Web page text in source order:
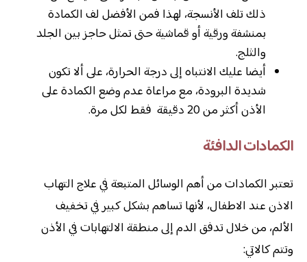
ذلك تلف الأنسجة، لهذا فمن الأفضل لف الكمادة
بمنشفة ورقية أو قماشية حتى تمثل حاجز بين الجلد
والثلج.
أيضا عليك الانتباه إلى درجة الحرارة، على ألا تكون
شديدة البرودة، مع مراعاة عدم وضع الكمادة على
الأذن أكثر من 20 دقيقة فقط لكل مرة.
الكمادات الدافئة
تعتبر الكمادات من أهم الوسائل المتبعة في علاج التهاب
الاذن عند الاطفال، لأنها تساهم بشكل كبير في تخفيف
الألم، من خلال تدفق الدم إلى منطقة الالتهابات في الأذن
وتتم كالاتي: